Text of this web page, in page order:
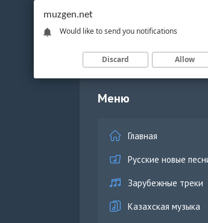
Меню
Главная
Русские новые
Зарубежные треки
Казахская музыка
muzgen.net
Would like to send you notifications
Discard Allow